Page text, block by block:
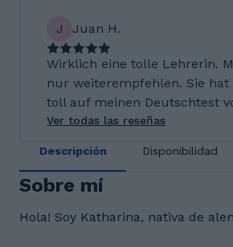
J Juan H.
Wirklich eine tolle Lehrerin.
nur weiterempfehlen. Sie hat
toll auf meinen Deutschtest
Ver todas las reseñas
Descripción Disponibilidad
Sobre mí
Hola! Soy Katharina, nativa de